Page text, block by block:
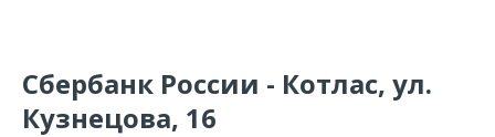
Сбербанк России - Котлас, ул.
Кузнецова, 16